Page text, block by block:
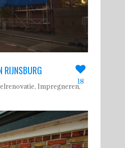
RIJNSBURG
Impregneren,
18